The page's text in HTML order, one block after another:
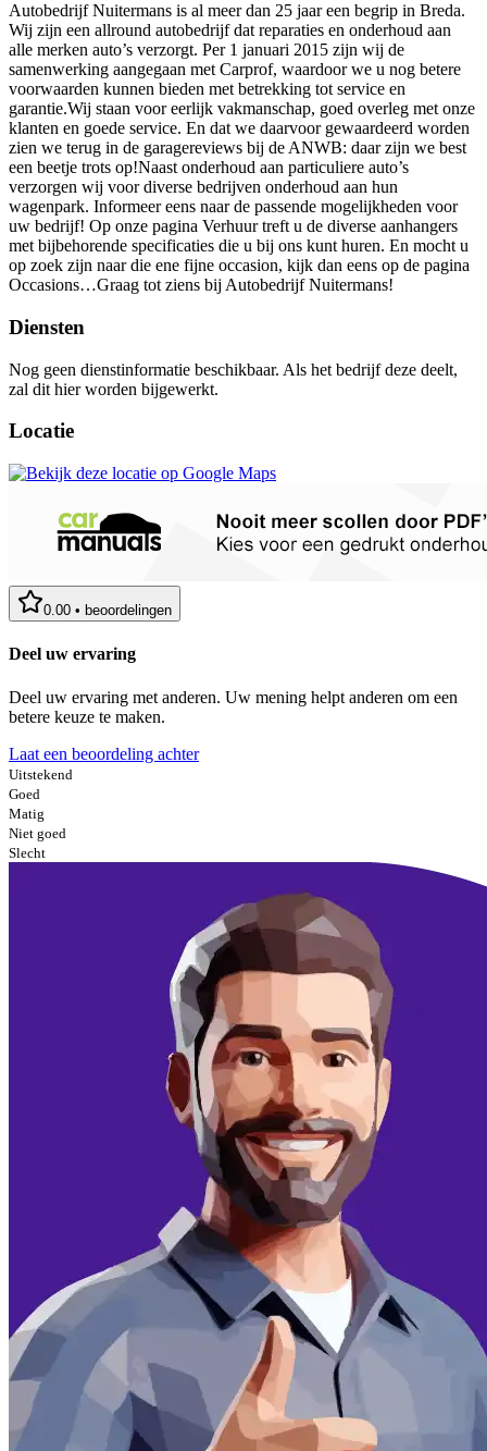
Autobedrijf Nuitermans is al meer dan 25 jaar een begrip in Breda.
Wij zijn een allround autobedrijf dat reparaties en onderhoud aan
alle merken auto’s verzorgt. Per 1 januari 2015 zijn wij de
samenwerking aangegaan met Carprof, waardoor we u nog betere
voorwaarden kunnen bieden met betrekking tot service en
garantie.Wij staan voor eerlijk vakmanschap, goed overleg met onze
klanten en goede service. En dat we daarvoor gewaardeerd worden
zien we terug in de garagereviews bij de ANWB: daar zijn we best
een beetje trots op!Naast onderhoud aan particuliere auto’s
verzorgen wij voor diverse bedrijven onderhoud aan hun
wagenpark. Informeer eens naar de passende mogelijkheden voor
uw bedrijf! Op onze pagina Verhuur treft u de diverse aanhangers
met bijbehorende specificaties die u bij ons kunt huren. En mocht u
op zoek zijn naar die ene fijne occasion, kijk dan eens op de pagina
Occasions…Graag tot ziens bij Autobedrijf Nuitermans!
Diensten
Nog geen dienstinformatie beschikbaar. Als het bedrijf deze deelt,
zal dit hier worden bijgewerkt.
Locatie
0.00 • beoordelingen
Deel uw ervaring
Deel uw ervaring met anderen. Uw mening helpt anderen om een
betere keuze te maken.
Laat een beoordeling achter
Uitstekend
Goed
Matig
Niet goed
Slecht